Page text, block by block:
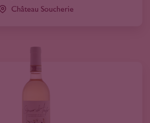
Château Soucherie